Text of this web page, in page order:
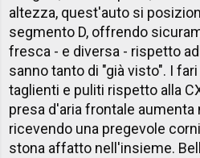
altezza, quest'auto si
segmento D, offrendo
fresca - e diversa - rispetto
sanno tanto di "già visto". I
taglienti e puliti rispetto alla
presa d'aria frontale aumenta
ricevendo una pregevole
stona affatto nell'insieme.